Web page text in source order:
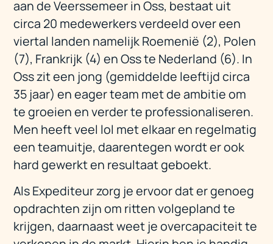
aan de Veerssemeer in Oss, bestaat uit
circa 20 medewerkers verdeeld over een
viertal landen namelijk Roemenië (2), Polen
(7), Frankrijk (4) en Oss te Nederland (6). In
Oss zit een jong (gemiddelde leeftijd circa
35 jaar) en eager team met de ambitie om
te groeien en verder te professionaliseren.
Men heeft veel lol met elkaar en regelmatig
een teamuitje, daarentegen wordt er ook
hard gewerkt en resultaat geboekt.
Als Expediteur zorg je ervoor dat er genoeg
opdrachten zijn om ritten volgepland te
krijgen, daarnaast weet je overcapaciteit te